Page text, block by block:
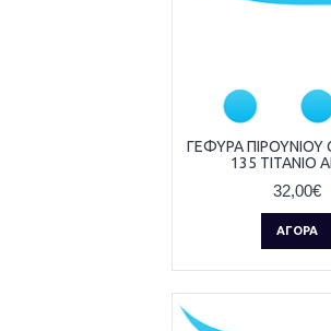
ΓΕΦΥΡΑ ΠΙΡΟΥΝΙΟΥ
135 ΤΙΤΑΝΙΟ
32,00€
ΑΓΟΡΆ